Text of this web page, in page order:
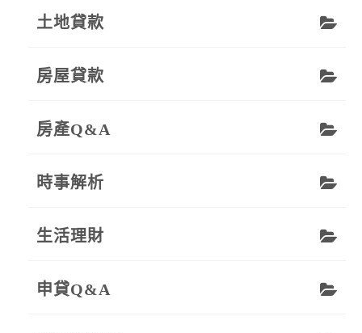
土地貸款
房屋貸款
房產Q&A
時事解析
生活理財
申貸Q&A